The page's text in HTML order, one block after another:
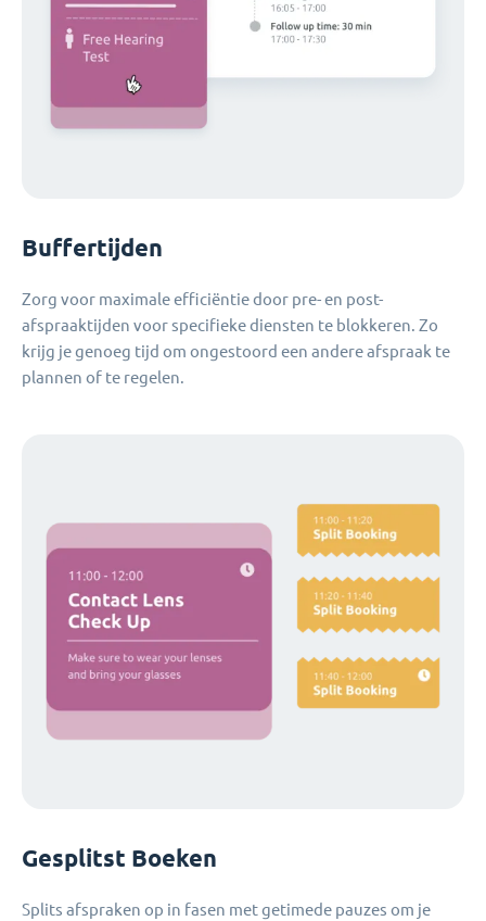
Buffertijden
Zorg voor maximale efficiëntie door pre- en post-
afspraaktijden voor specifieke diensten te blokkeren. Zo
krijg je genoeg tijd om ongestoord een andere afspraak te
plannen of te regelen.
Gesplitst Boeken
Splits afspraken op in fasen met getimede pauzes om je